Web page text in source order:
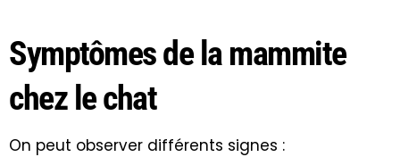
Symptômes de la mammite
chez le chat
On peut observer différents signes :